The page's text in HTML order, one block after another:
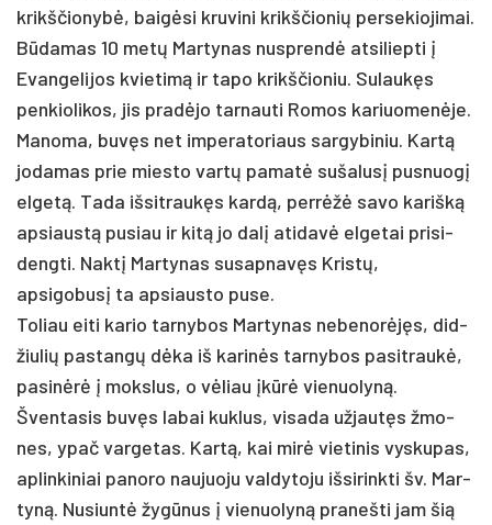
krikš­čio­nybė, baigė­si kru­vi­ni krikš­čio­nių per­se­kio­ji­mai.
Būda­mas 10 metų Mar­ty­nas nu­sprendė at­si­liep­ti į
Evan­ge­li­jos kvie­timą ir ta­po krikš­čio­niu. Su­laukęs
pen­kio­li­kos, jis pra­dėjo tar­nau­ti Ro­mos ka­riuo­menė­je.
Ma­no­ma, buvęs net im­pe­ra­to­riaus sar­gy­bi­niu. Kartą
jo­da­mas prie mies­to vartų pa­matė su­ša­lusį pus­nuogį
el­getą. Ta­da iš­sit­raukęs kardą, per­rėžė sa­vo ka­rišką
ap­siaustą pu­siau ir kitą jo dalį ati­davė el­ge­tai pri­si­
deng­ti. Naktį Mar­ty­nas su­sap­navęs Kristų,
apsigobusį ta ap­siaus­to pu­se.
To­liau ei­ti ka­rio tar­ny­bos Mar­ty­nas ne­be­norėjęs, did­
žiu­lių pa­stangų dėka iš ka­rinės tar­ny­bos pa­si­traukė,
pa­si­nėrė į moks­lus, o vėliau įkūrė vie­nuo­lyną.
Šven­ta­sis buvęs la­bai kuk­lus, vi­sa­da už­jautęs žmo­
nes, ypač var­ge­tas. Kartą, kai mirė vie­ti­nis vys­ku­pas,
ap­lin­ki­niai pa­no­ro nau­juo­ju val­dy­to­ju iš­si­rink­ti šv. Mar­
tyną. Nu­siuntė žygū­nus į vie­nuo­lyną pra­neš­ti jam šią